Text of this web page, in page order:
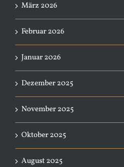
März 2026
Februar 2026
Januar 2026
Dezember 2025
November 2025
Oktober 2025
August 2025